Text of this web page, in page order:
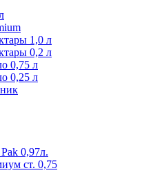
1,0 л
0,2 л
0,75 л
0,25 л
0,97л.
ст. 0,75